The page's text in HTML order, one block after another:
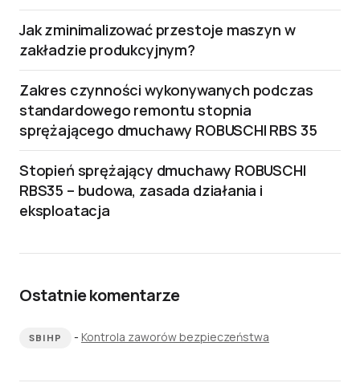
Jak zminimalizować przestoje maszyn w
zakładzie produkcyjnym?
Zakres czynności wykonywanych podczas
standardowego remontu stopnia
sprężającego dmuchawy ROBUSCHI RBS 35
Stopień sprężający dmuchawy ROBUSCHI
RBS35 – budowa, zasada działania i
eksploatacja
Ostatnie komentarze
SBIHP - Kontrola zaworów bezpieczeństwa